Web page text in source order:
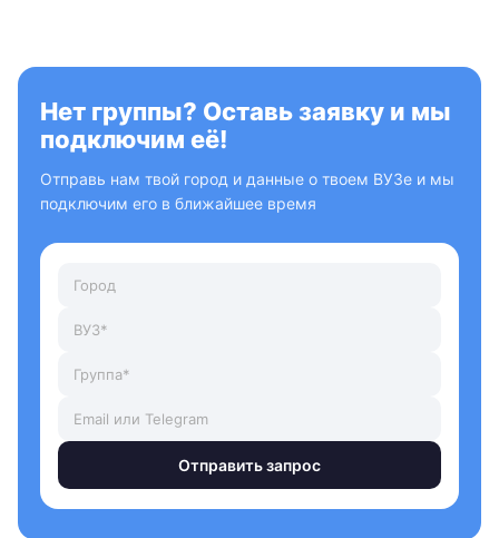
Нет группы? Оставь заявку и мы
подключим её!
Отправь нам твой город и данные о твоем ВУЗе и мы
подключим его в ближайшее время
Отправить запрос